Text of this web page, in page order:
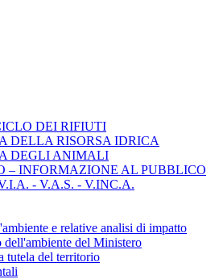
DEI RIFIUTI
DELLA RISORSA IDRICA
DEGLI ANIMALI
– INFORMAZIONE AL PUBBLICO
- V.A.S. - V.INC.A.
e relative analisi di impatto
dell'ambiente del Ministero
tutela del territorio